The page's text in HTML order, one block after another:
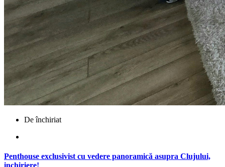
De închiriat
Penthouse exclusivist cu vedere panoramică asupra Clujului,
inchiriere!